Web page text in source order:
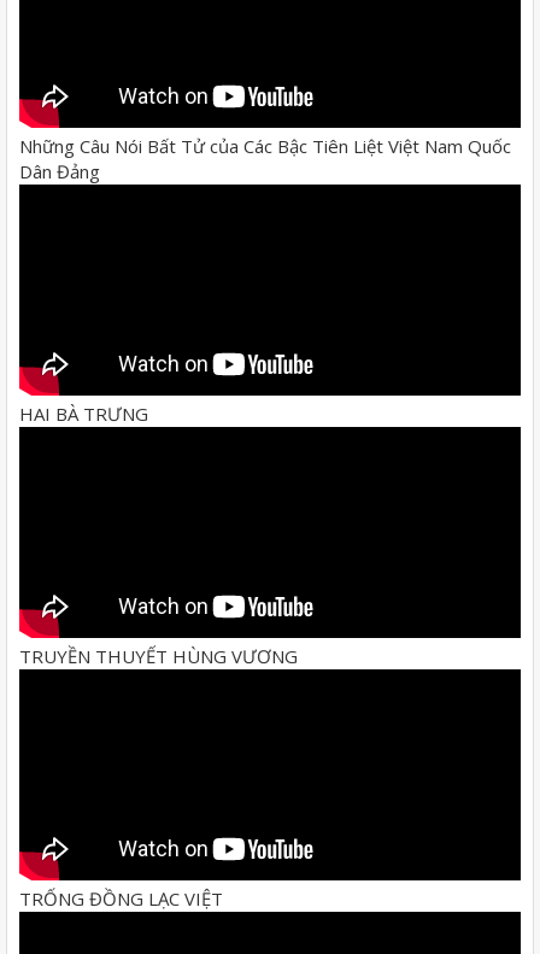
Những Câu Nói Bất Tử của Các Bậc Tiên Liệt Việt Nam Quốc
Dân Đảng
HAI BÀ TRƯNG
TRUYỀN THUYẾT HÙNG VƯƠNG
TRỐNG ĐỒNG LẠC VIỆT